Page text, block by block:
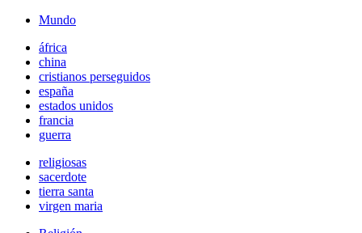
Mundo
áfrica
china
cristianos perseguidos
españa
estados unidos
francia
guerra
religiosas
sacerdote
tierra santa
virgen maria